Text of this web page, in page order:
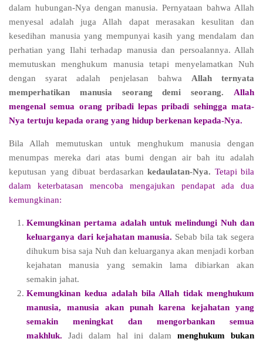
dalam hubungan-Nya dengan manusia. Pernyataan bahwa Allah
menyesal adalah juga Allah dapat merasakan kesulitan dan
kesedihan manusia yang mempunyai kasih yang mendalam dan
perhatian yang Ilahi terhadap manusia dan persoalannya. Allah
memutuskan menghukum manusia tetapi menyelamatkan Nuh
dengan syarat adalah penjelasan bahwa Allah ternyata
memperhatikan manusia seorang demi seorang.
Allah
mengenal semua orang pribadi lepas pribadi sehingga mata-
Nya tertuju kepada orang yang hidup berkenan kepada-Nya.
Bila Allah memutuskan untuk menghukum manusia dengan
menumpas mereka dari atas bumi dengan air bah itu adalah
keputusan yang dibuat berdasarkan kedaulatan-Nya. Tetapi bila
dalam keterbatasan mencoba mengajukan pendapat ada dua
kemungkinan:
Kemungkinan pertama adalah untuk melindungi Nuh dan
keluarganya dari kejahatan manusia. Sebab bila tak segera
dihukum bisa saja Nuh dan keluarganya akan menjadi korban
kejahatan manusia yang semakin lama dibiarkan akan
semakin jahat.
Kemungkinan kedua adalah bila Allah tidak menghukum
manusia, manusia akan punah karena kejahatan yang
semakin meningkat dan mengorbankan semua
makhluk. Jadi dalam hal ini dalam menghukum bukan